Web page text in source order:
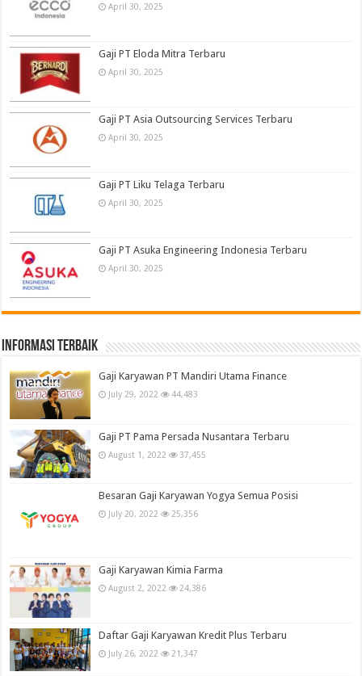
April 30, 2025
Gaji PT Eloda Mitra Terbaru
April 30, 2025
Gaji PT Asia Outsourcing Services Terbaru
April 30, 2025
Gaji PT Liku Telaga Terbaru
April 30, 2025
Gaji PT Asuka Engineering Indonesia Terbaru
April 30, 2025
informasi terbaik
Gaji Karyawan PT Mandiri Utama Finance
July 29, 2022 44,483
Gaji PT Pama Persada Nusantara Terbaru
August 1, 2022 37,455
Besaran Gaji Karyawan Yogya Semua Posisi
July 20, 2022 25,356
Gaji Karyawan Kimia Farma
August 2, 2022 24,386
Daftar Gaji Karyawan Kredit Plus Terbaru
July 26, 2022 21,347